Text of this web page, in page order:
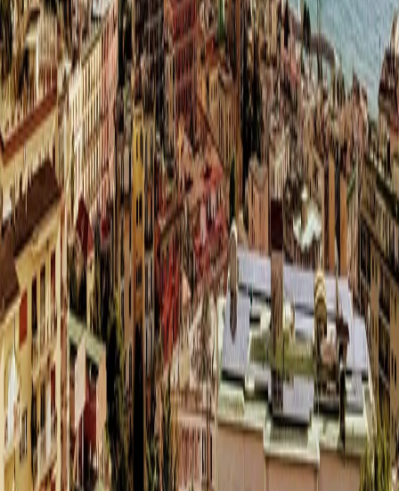
스타일
하이킹 & 트레킹
레일
애니멀
클래식
익스페디션
신발끈 정보
신발끈스토리
99 different holidays
슈캐스트
세계여행정보
여행공식
체력지수와 서비스레벨
가이드 운영 안내
여행지
스타일
신발끈 정보
문의전화 02-333-4151